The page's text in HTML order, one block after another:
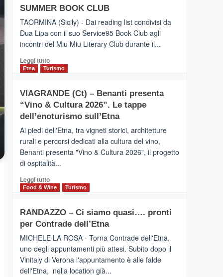
Meta
privilegiata
secondo
i
di
Airbnb.
la
Valle
Alcantara
nei
primi
classifica
siciliana
SUMMER BOOK CLUB
TAORMINA (Sicily) - Dai reading list condivisi da
Dua Lipa con il suo Service95 Book Club agli
incontri del Miu Miu Literary Club durante il...
Leggi tuttoLeggi
di
IL
SAN
DOMENICO
TAORMINA,
UN
HOTEL
FOUR
PRESENTA
IL
SUMMER
BOOK
CLUB
Etna Turismo
VIAGRANDE (Ct) – Benanti presenta
“Vino & Cultura 2026”. Le tappe
dell’enoturismo sull’Etna
Ai piedi dell'Etna, tra vigneti storici, architetture
rurali e percorsi dedicati alla cultura del vino,
Benanti presenta "Vino & Cultura 2026", il progetto
di ospitalità...
Leggi tuttoLeggi
di
VIAGRANDE
(Ct)
–
presenta
“Vino
&
Food & Wine Turismo
RANDAZZO – Ci siamo quasi…. pronti
per Contrade dell’Etna
MICHELE LA ROSA - Torna Contrade dell'Etna,
uno degli appuntamenti più attesi. Subito dopo il
Vinitaly di Verona l'appuntamento è alle falde
dell'Etna, nella location già...